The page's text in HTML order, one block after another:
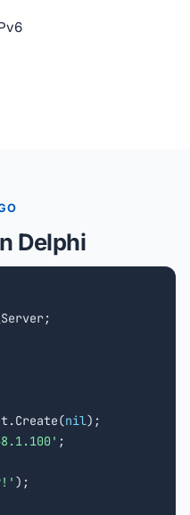
Delphi
nil);
;